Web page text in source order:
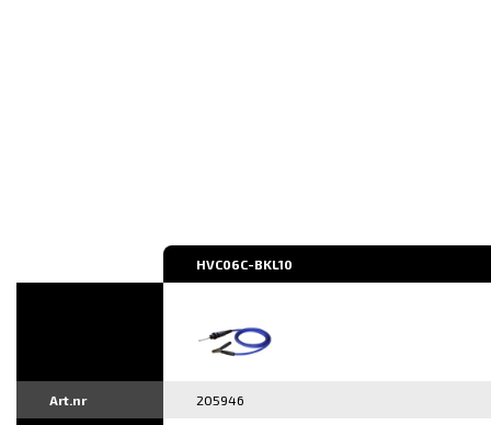
HVC06C-BKL10
Art.nr 205946